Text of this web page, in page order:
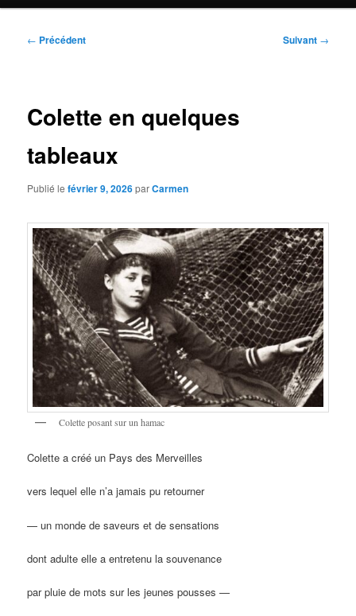
Navigation
← Précédent Suivant →
Colette en quelques
tableaux
Publié lefévrier 9, 2026parCarmen
Colette posant sur un hamac
Colette a créé un Pays des Merveilles
vers lequel elle n’a jamais pu retourner
— un monde de saveurs et de sensations
dont adulte elle a entretenu la souvenance
par pluie de mots sur les jeunes pousses —